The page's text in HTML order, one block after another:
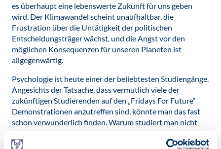
es überhaupt eine lebenswerte Zukunft für uns geben
wird. Der Klimawandel scheint unaufhaltbar, die
Frustration über die Untätigkeit der politischen
Entscheidungsträger wächst, und die Angst vor den
möglichen Konsequenzen für unseren Planeten ist
allgegenwärtig.
Psychologie ist heute einer der beliebtesten Studiengänge.
Angesichts der Tatsache, dass vermutlich viele der
zukünftigen Studierenden auf den „Fridays For Future“
Demonstrationen anzutreffen sind, könnte man das fast
schon verwunderlich finden. Warum studiert man nicht
Zukunft mit „wichtigeren Problemen“ als dem